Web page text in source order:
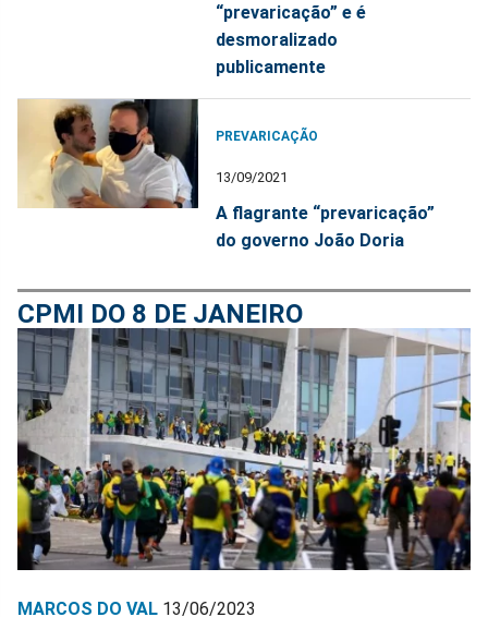
“prevaricação” e é
desmoralizado
publicamente
PREVARICAÇÃO
13/09/2021
A flagrante “prevaricação”
do governo João Doria
CPMI DO 8 DE JANEIRO
MARCOS DO VAL 13/06/2023